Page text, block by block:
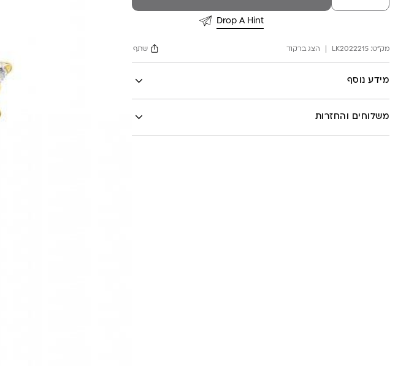
עגילי
Drop A Hint
מק"ט: LK2022215 הצג ברקוד שתף
מידע נוסף
משלוחים והחזרות